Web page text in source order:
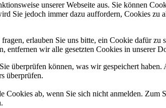
unserer Webseite aus. Sie können
Sie jedoch immer dazu auffordern, Cookies zu
erlauben Sie uns bitte, ein Cookie dafür zu
entfernen wir alle gesetzten Cookies in unserer
überprüfen können, was wir gespeichert
überprüfen.
ab, wenn Sie sich nicht anmelden. Zum